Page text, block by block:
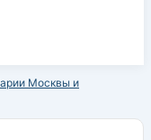
Москвы и